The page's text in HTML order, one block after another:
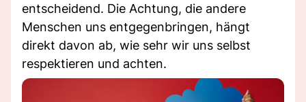
entscheidend. Die Achtung, die andere
Menschen uns entgegenbringen, hängt
direkt davon ab, wie sehr wir uns selbst
respektieren und achten.